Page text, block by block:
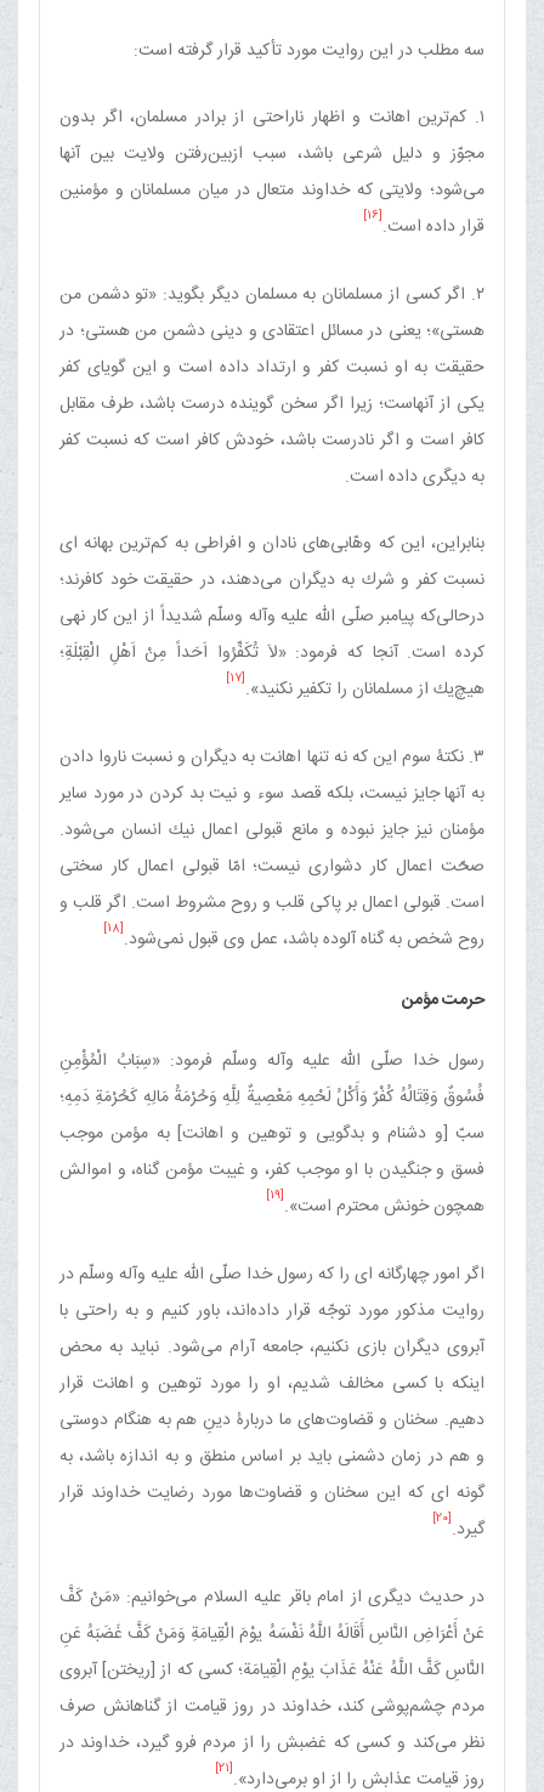
سه مطلب در این روایت مورد تأكید قرار گرفته است:
۱. كم‌ترین اهانت و اظهار ناراحتی از برادر مسلمان، اگر بدون
مجوّز و دلیل شرعی باشد، سبب ازبین‌رفتن ولایت بین آنها
می‌شود؛ ولایتی كه خداوند متعال در میان مسلمانان و مؤمنین
قرار داده است.[16]
۲. اگر كسی از مسلمانان به مسلمان دیگر بگوید: «تو دشمن من
هستی»؛ یعنی در مسائل اعتقادی و دینی دشمن من هستی؛ در
حقیقت به او نسبت كفر و ارتداد داده است و این گویای كفر
یكی از آنهاست؛ زیرا اگر سخن گوینده درست باشد، طرف مقابل
كافر است و اگر نادرست باشد، خودش كافر است كه نسبت كفر
به دیگری داده است.
بنابراین، این‌ كه وهّابی‌های نادان و افراطی به كم‌ترین بهانه ای
نسبت كفر و شرك به دیگران می‌دهند، در حقیقت خود كافرند؛
درحالی‌كه پیامبر صلّی الله علیه وآله وسلّم شدیداً از این كار نهی
كرده است. آنجا كه فرمود: «لاَ تُكَفِّرُوا اَحَداً مِنْ اَهْلِ الْقِبْلَةِ‌؛
هیچ‌یك از مسلمانان را تكفیر نكنید».[17]
۳. نكتۀ سوم این ‌كه نه تنها اهانت به دیگران و نسبت ناروا دادن
به آنها جایز نیست، بلكه قصد سوء و نیت بد كردن در مورد سایر
مؤمنان نیز جایز نبوده و مانع قبولی اعمال نیك انسان می‌شود.
صحّت اعمال كار دشواری نیست؛ امّا قبولی اعمال كار سختی
است. قبولی اعمال بر پاكی قلب و روح مشروط است. اگر قلب و
روح شخص به گناه آلوده باشد، عمل وی قبول نمی‌شود.[18]
حرمت مؤمن
رسول خدا صلّی الله علیه وآله وسلّم فرمود: «سِبَابُ الْمُؤْمِنِ
فُسُوقٌ وَقِتَالُهُ كُفْرٌ وَأَكْلُ لَحْمِهِ مَعْصِیةٌ لِلَّهِ وَحُرْمَةُ مَالِهِ كَحُرْمَةِ دَمِهِ؛
سبّ [و دشنام و بدگویی و توهین و اهانت] به مؤمن موجب
فسق و جنگیدن با او موجب كفر، و غیبت مؤمن گناه، و اموالش
همچون خونش محترم است».[19]
اگر امور چهارگانه ای را كه رسول خدا صلّی الله علیه وآله وسلّم در
روایت مذكور مورد توجّه قرار داده‌اند، باور كنیم و به راحتی با
آبروی دیگران بازی نكنیم، جامعه آرام می‌شود. نباید به محض
اینكه با كسی مخالف شدیم، او را مورد توهین و اهانت قرار
دهیم. سخنان و قضاوت‌های ما دربارۀ دینِ هم به هنگام دوستی
و هم در زمان دشمنی باید بر اساس منطق و به اندازه باشد، به
گونه ای كه این سخنان و قضاوت‌ها مورد رضایت خداوند قرار
گیرد.[20]
در حدیث دیگری از امام باقر علیه السلام می‌خوانیم: «مَنْ كَفَّ
عَنْ أَعْرَاضِ النَّاسِ أَقَالَهُ اللَّهُ نَفْسَهُ یوْمَ الْقِیامَةِ وَمَنْ كَفَّ غَضَبَهُ عَنِ
النَّاسِ كَفَّ اللَّهُ عَنْهُ عَذَابَ یوْمِ الْقِیامَة؛ كسی كه از [ریختن] آبروی
مردم چشم‌پوشی كند، خداوند در روز قیامت از گناهانش صرف
نظر می‌كند و كسی كه غضبش را از مردم فرو گیرد، خداوند در
روز قیامت عذابش را از او برمی‌دارد».[21]